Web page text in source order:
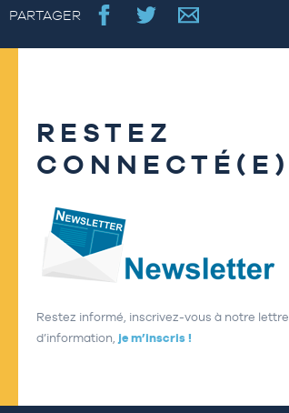
PARTAGER
RESTEZ
CONNECTÉ(E)
Restez informé, inscrivez-vous à notre lettre
d’information, je m’inscris !